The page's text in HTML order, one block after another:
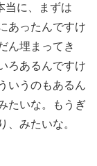
当に、まずは
あったんですけ
ん埋まってき
ろあるんですけ
いうのもあるん
たいな。もうぎ
、みたいな。